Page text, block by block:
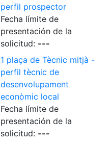
perfil prospector
Fecha límite de
presentación de la
solicitud: ---
1 plaça de Tècnic mitjà -
perfil tècnic de
desenvolupament
econòmic local
Fecha límite de
presentación de la
solicitud: ---